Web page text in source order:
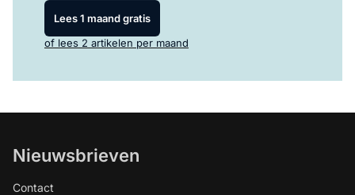
Lees 1 maand gratis
of lees 2 artikelen per maand
Nieuwsbrieven
Contact